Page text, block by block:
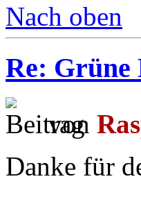
Nach oben
Re: Grüne
von
Danke für